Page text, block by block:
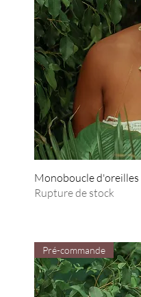
Monoboucle d'oreilles
Rupture de stock
Pré-commande